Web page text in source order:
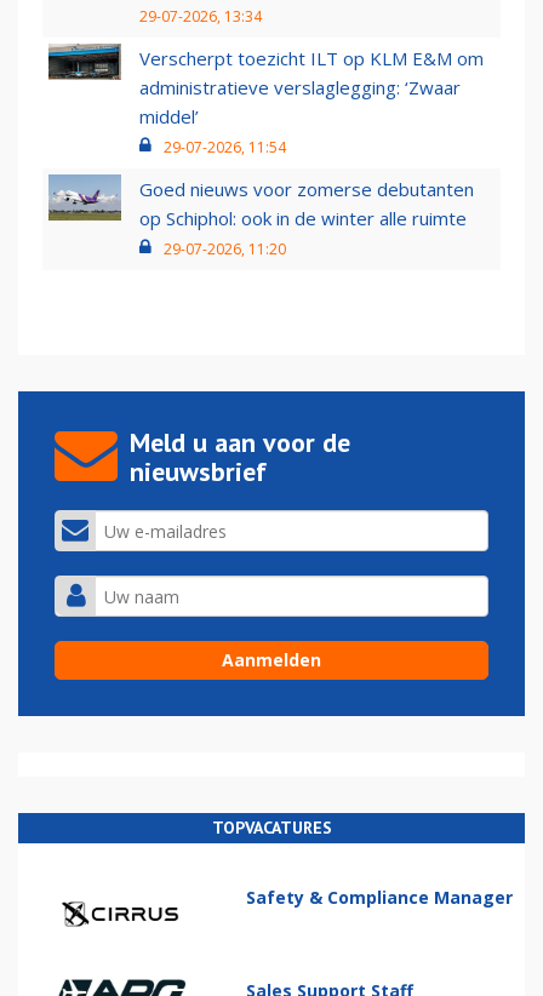
29-07-2026, 13:34
Verscherpt toezicht ILT op KLM E&M om
administratieve verslaglegging: ‘Zwaar
middel’
29-07-2026, 11:54
Goed nieuws voor zomerse debutanten
op Schiphol: ook in de winter alle ruimte
29-07-2026, 11:20
Meld u aan voor de
nieuwsbrief
TOPVACATURES
Safety & Compliance Manager
Sales Support Staff